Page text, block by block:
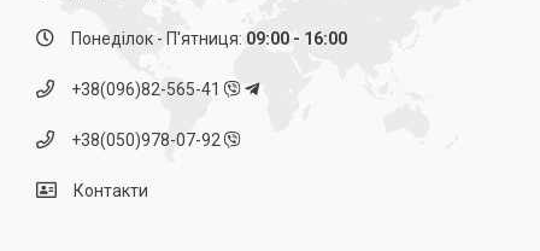
Понеділок - П'ятниця: 09:00 - 16:00
+38(096)82-565-41
+38(050)978-07-92
Контакти